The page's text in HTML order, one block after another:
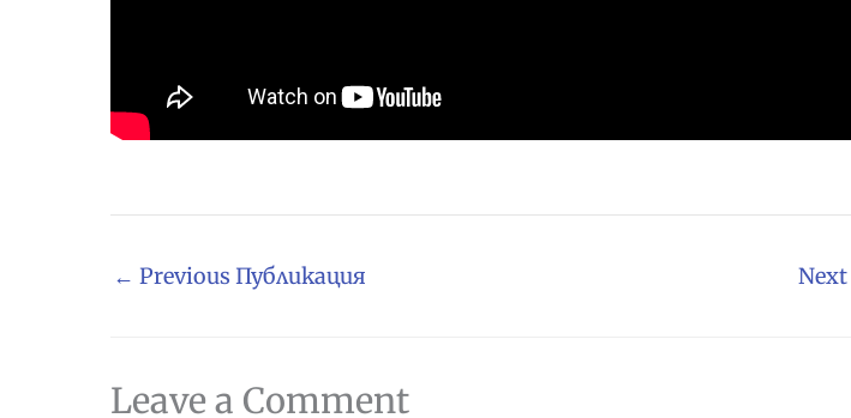
← Previous Публикация
Leave a Comment